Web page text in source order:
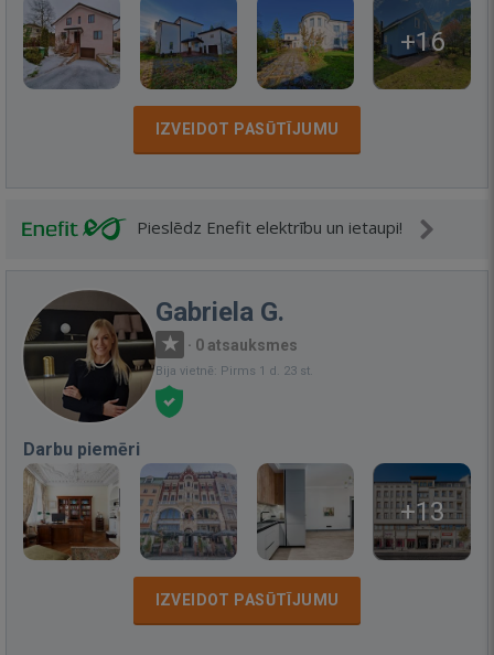
+16
IZVEIDOT PASŪTĪJUMU
Pieslēdz Enefit elektrību un ietaupi!
Gabriela G.
· 0 atsauksmes
Bija vietnē: Pirms 1 d. 23 st.
Darbu piemēri
+13
IZVEIDOT PASŪTĪJUMU